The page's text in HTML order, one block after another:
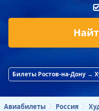
Билеты Ростов-на-Дону →
Авиабилеты Россия